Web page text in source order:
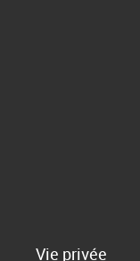
Vie privée